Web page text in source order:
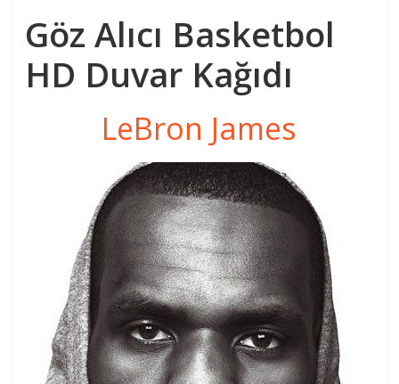
Göz Alıcı Basketbol
HD Duvar Kağıdı
LeBron James